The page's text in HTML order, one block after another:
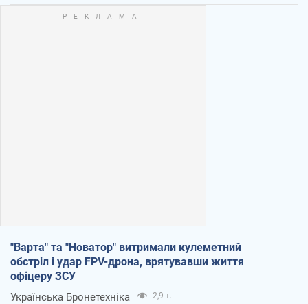
"Варта" та "Новатор" витримали кулеметний
обстріл і удар FPV-дрона, врятувавши життя
офіцеру ЗСУ
Українська Бронетехніка 2,9 т.